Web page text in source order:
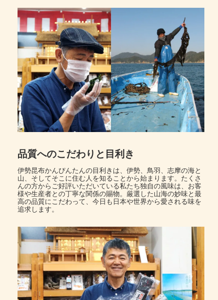
品質へのこだわりと目利き
伊勢昆布かんぴんたんの目利きは、伊勢、鳥羽、志摩の海と
山、そしてそこに住む人を知ることから始まります。たくさ
んの方からご好評いただいている私たち独自の風味は、お客
様や生産者との丁寧な関係の賜物。厳選した山海の妙味と最
高の品質にこだわって、今日も日本や世界から愛される味を
追求します。